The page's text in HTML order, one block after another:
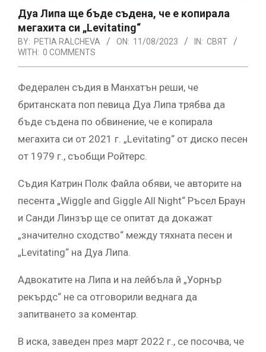
Дуа Липа ще бъде съдена, че е копирала
мегахита си „Levitating“
BY: PETIA RALCHEVA ON: 11/08/2023 IN: СВЯТ
WITH: 0 COMMENTS
Федерален съдия в Манхатън реши, че
британската поп певица Дуа Липа трябва да
бъде съдена по обвинение, че е копирала
мегахита си от 2021 г. „Levitating“ от диско песен
от 1979 г., съобщи Ройтерс.
Съдия Катрин Полк Файла обяви, че авторите на
песента „Wiggle and Giggle All Night“ Ръсел Браун
и Санди Линзър ще се опитат да докажат
„значително сходство“ между тяхната песен и
„Levitating“ на Дуа Липа.
Адвокатите на Липа и на лейбъла й „Уорнър
рекърдс“ не са отговорили веднага да
запитването за коментар.
В иска, заведен през март 2022 г., се посочва, че